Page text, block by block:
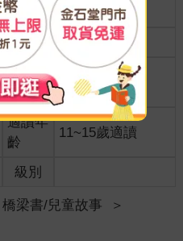
裝訂
紙本平裝
分級 普通級
商品規
格
25開15*21cm
適讀年
齡
11~15歲適讀
級別
橋梁書/兒童故事
＞